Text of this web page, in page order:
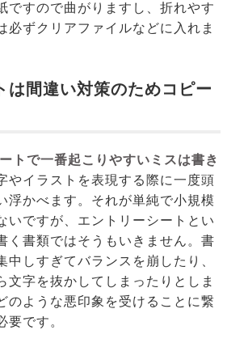
ですので曲がりますし、折れやす
必ずクリアファイルなどに入れま
は間違い対策のためコピー
トで一番起こりやすいミスは書き
やイラストを表現する際に一度頭
浮かべます。それが単純で小規模
いですが、エントリーシートとい
く書類ではそうもいきません。書
中しすぎてバランスを崩したり、
文字を抜かしてしまったりとしま
のような悪印象を受けることに繋
要です。